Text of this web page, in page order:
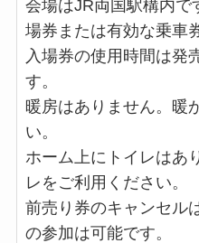
会場はJR両国駅構内で
場券または有効な乗車
入場券の使用時間は発
す。
暖房はありません。暖
い。
ホーム上にトイレはあ
レをご利用ください。
前売り券のキャンセル
の参加は可能です。